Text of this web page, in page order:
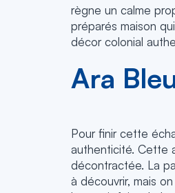
règne un calme
préparés maison
décor colonial
Ara
Pour finir cette
authenticité. Cette
décontractée. La
à découvrir, mais